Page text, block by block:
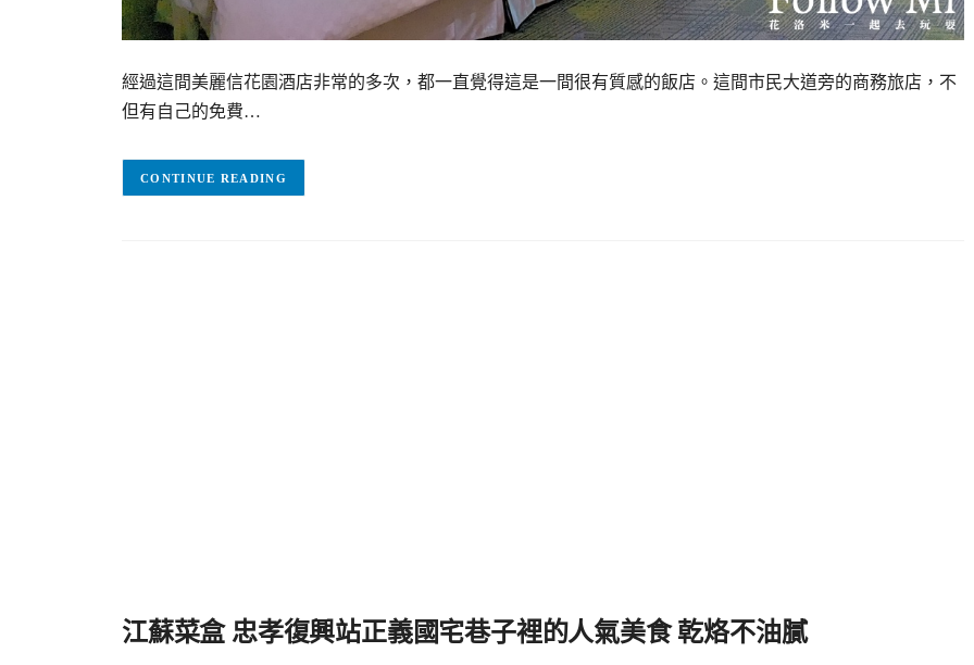
經過這間美麗信花園酒店非常的多次，都一直覺得這是一間很有質感的飯店。這間市民大道旁的商務旅店，不
但有自己的免費…
CONTINUE READING
江蘇菜盒 忠孝復興站正義國宅巷子裡的人氣美食 乾烙不油膩